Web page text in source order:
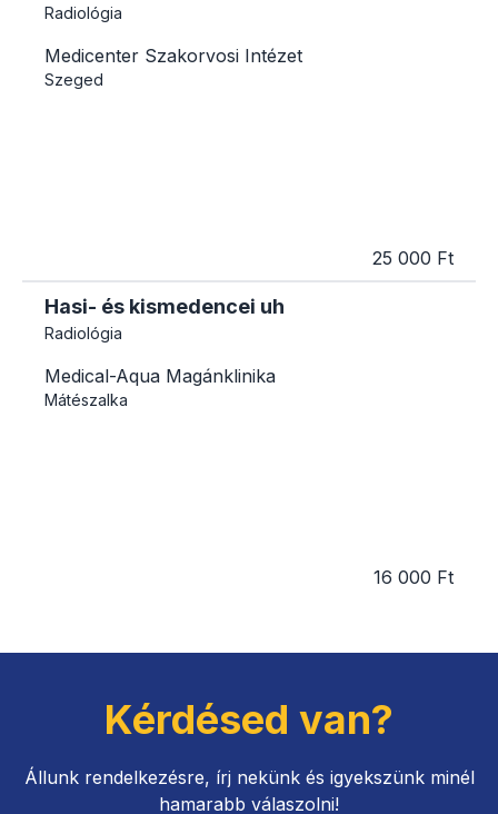
Radiológia
Medicenter Szakorvosi Intézet
Szeged
25 000 Ft
Hasi- és kismedencei uh
Radiológia
Medical-Aqua Magánklinika
Mátészalka
16 000 Ft
Kérdésed van?
Állunk rendelkezésre, írj nekünk és igyekszünk minél
hamarabb válaszolni!